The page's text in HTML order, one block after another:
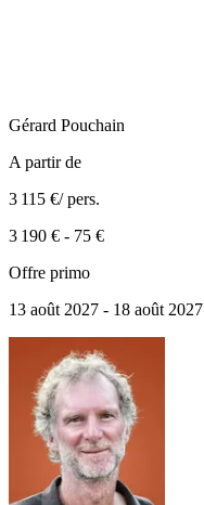
Gérard Pouchain
A partir de
3 115 €/ pers.
3 190 € - 75 €
Offre primo
13 août 2027 - 18 août 2027